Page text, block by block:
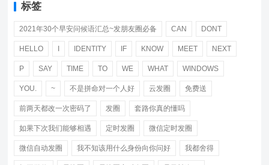
标签
2021年30个早安问候语汇总~发朋友圈必备 CAN DONT
HELLO IDENTITY IF KNOW MEET NEXT
P SAY TIME TO WE WHAT WINDOWS
YOU. ~ 不是拼命对一个人好 云发圈 免费送
前两天都改一次密码了 发圈 套路你真的懂吗
如果下次我们能够相遇 定时发圈 微信定时发圈
微信自动发圈 我不知该用什么身份向你问好 我都舍得